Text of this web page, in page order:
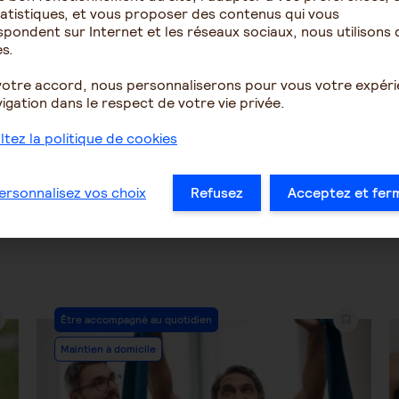
récent maladie
2019
AVC inquietudes suite a
transfert hopital
5
Post
Category:
Être accompagné au quotidien
Maintien à domicile
et vous proposer des contenus qui vous
sur Internet et les réseaux sociaux, nous utilisons
accord, nous personnaliserons pour vous votre
dans le respect de votre vie privée.
la politique de cookies
vos choix Refusez Acceptez et